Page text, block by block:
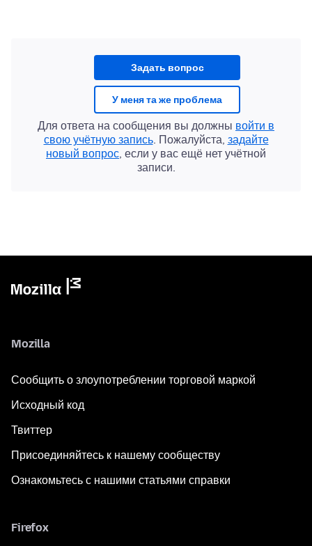
Задать вопрос
У меня та же проблема
Для ответа на сообщения вы должны войти в
свою учётную запись. Пожалуйста, задайте
новый вопрос, если у вас ещё нет учётной
записи.
Mozilla
Сообщить о злоупотреблении торговой маркой
Исходный код
Твиттер
Присоединяйтесь к нашему сообществу
Ознакомьтесь с нашими статьями справки
Firefox